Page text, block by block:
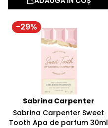
-29%
Sabrina Carpenter
Sabrina Carpenter Sweet
Tooth Apa de parfum 30ml